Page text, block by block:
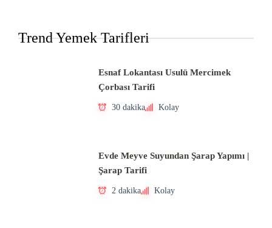
Trend Yemek Tarifleri
Esnaf Lokantası Usulü Mercimek
Çorbası Tarifi
30 dakika Kolay
Evde Meyve Suyundan Şarap Yapımı |
Şarap Tarifi
2 dakika Kolay